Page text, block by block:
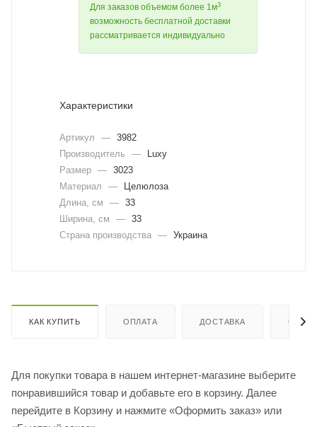
Для заказов объемом более 1м3
возможность бесплатной доставки
рассматривается индивидуально
Характеристики
Артикул — 3982
Производитель
—
Luxy
Размер — 3023
Материал
—
Целюлоза
Длина, cм
— 33
Ширина, cм
— 33
Страна производства — Украина
КАК КУПИТЬ ОПЛАТА ДОСТАВКА
Для покупки товара в нашем интернет-магазине выберите
понравившийся товар и добавьте его в корзину. Далее
перейдите в Корзину и нажмите «Оформить заказ» или